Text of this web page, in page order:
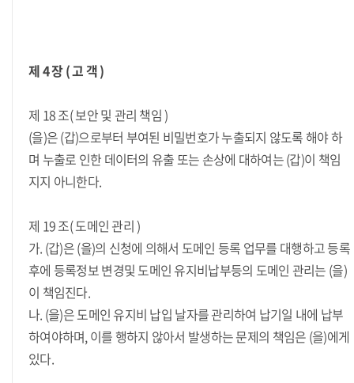
제 4 장 ( 고 객 )
제 18 조( 보안 및 관리 책임 )
(을)은 (갑)으로부터 부여된 비밀번호가 누출되지 않도록 해야 하
며 누출로 인한 데이터의 유출 또는 손상에 대하여는 (갑)이 책임
지지 아니한다.
제 19 조( 도메인 관리 )
가. (갑)은 (을)의 신청에 의해서 도메인 등록 업무를 대행하고 등록
후에 등록정보 변경및 도메인 유지비납부등의 도메인 관리는 (을)
이 책임진다.
나. (을)은 도메인 유지비 납입 날자를 관리하여 납기일 내에 납부
하여야하며, 이를 행하지 않아서 발생하는 문제의 책임은 (을)에게
있다.